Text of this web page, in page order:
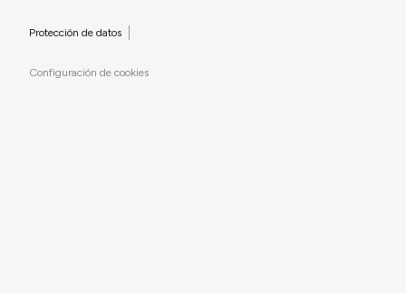
Protección de datos
Configuración de cookies